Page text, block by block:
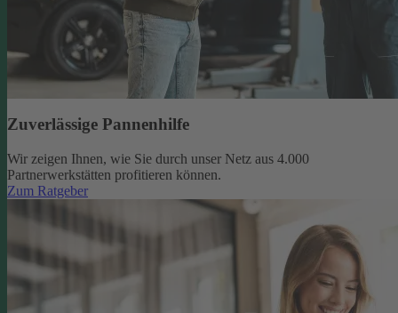
Zuverlässige Pannenhilfe
Wir zeigen Ihnen, wie Sie durch unser Netz aus 4.000
Partnerwerkstätten profitieren können.
Zum Ratgeber